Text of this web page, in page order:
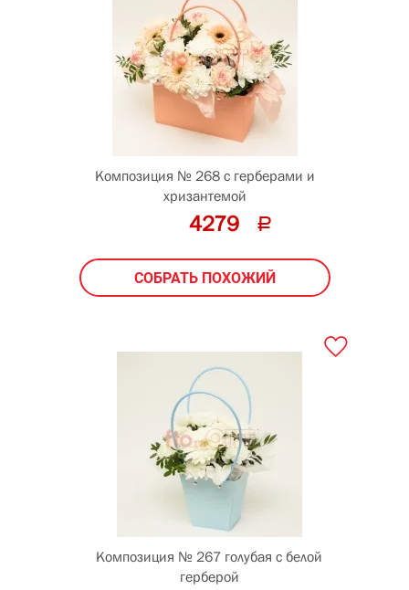
Композиция № 268 с герберами и
хризантемой
4279
СОБРАТЬ ПОХОЖИЙ
Композиция № 267 голубая с белой
герберой